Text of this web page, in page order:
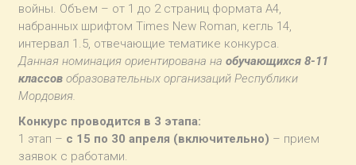
войны. Объем – от 1 до 2 страниц формата А4,
набранных шрифтом Times New Roman, кегль 14,
интервал 1.5, отвечающие тематике конкурса.
Данная номинация ориентирована наобучающихся 8-11
классов образовательных организаций Республики
Мордовия.
Конкурс проводится в 3 этапа:
1 этап – с 15 по 30 апреля (включительно) – прием
заявок с работами.